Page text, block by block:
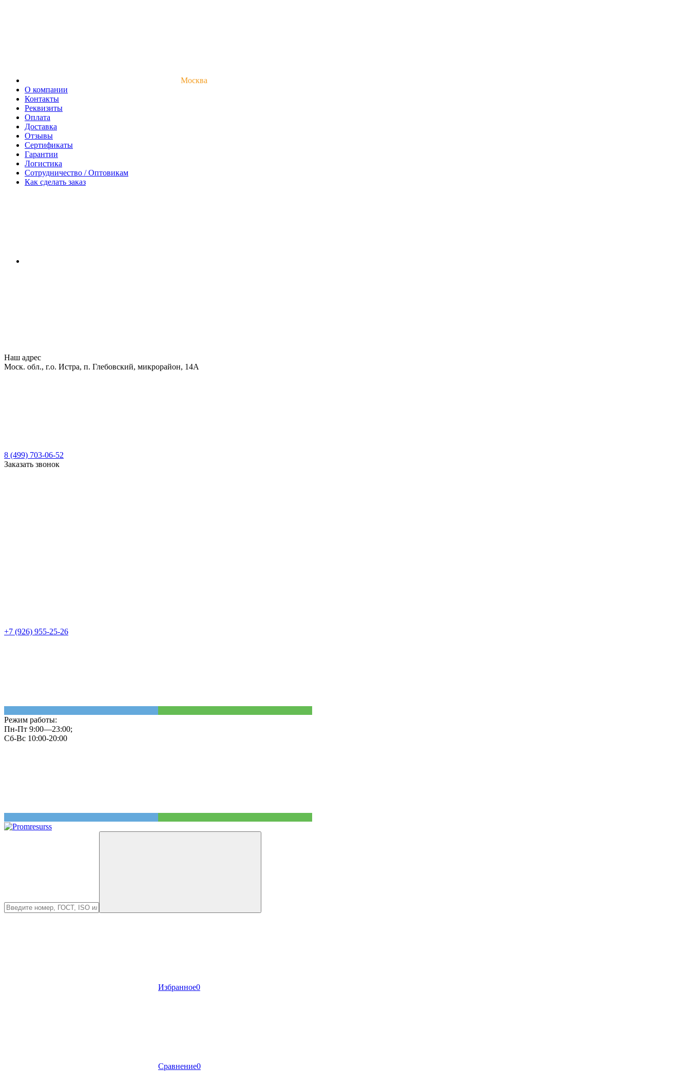
Москва
О компании
Контакты
Реквизиты
Оплата
Доставка
Отзывы
Сертификаты
Гарантии
Логистика
Сотрудничество / Оптовикам
Как сделать заказ
Наш адрес
Моск. обл., г.о. Истра, п. Глебовский, микрорайон, 14А
8 (499) 703-06-52
Заказать звонок
+7 (926) 955-25-26
Режим работы:
Пн-Пт 9:00—23:00;
Сб-Вс 10:00-20:00
Избранное0
Сравнение0